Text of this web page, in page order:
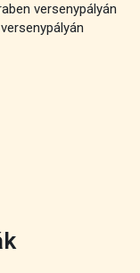
versenypályán